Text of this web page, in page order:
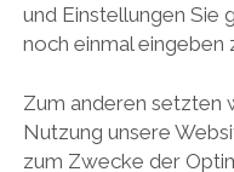
und Einstellungen Sie
noch einmal eingeben
Zum anderen setzten
Nutzung unsere
zum Zwecke der